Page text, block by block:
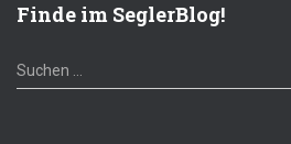
Finde im SeglerBlog!
S
u
Suchen …